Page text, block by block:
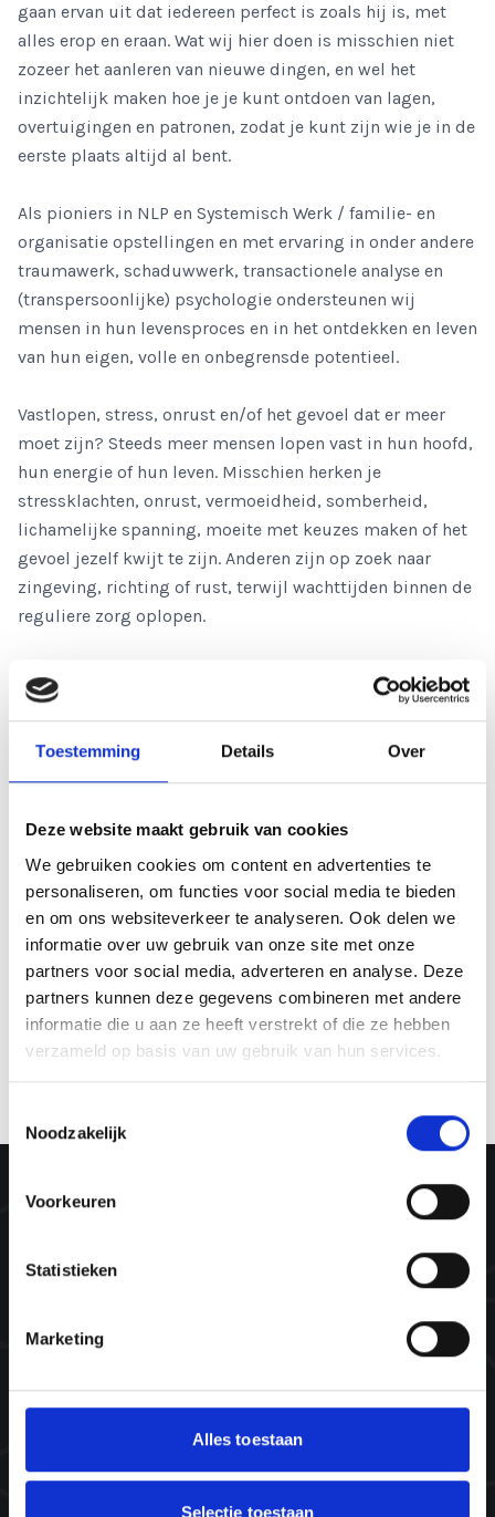
Toestemming Details Over
Deze website maakt gebruik van cookies
We gebruiken cookies om content en advertenties te
personaliseren, om functies voor social media te bieden
en om ons websiteverkeer te analyseren. Ook delen we
informatie over uw gebruik van onze site met onze
partners voor social media, adverteren en analyse. Deze
partners kunnen deze gegevens combineren met andere
informatie die u aan ze heeft verstrekt of die ze hebben
verzameld op basis van uw gebruik van hun services.
Noodzakelijk
Voorkeuren
Statistieken
Marketing
Alles toestaan
Selectie toestaan
gaan ervan uit dat iedereen perfect is zoals hij is, met
alles erop en eraan. Wat wij hier doen is misschien niet
zozeer het aanleren van nieuwe dingen, en wel het
inzichtelijk maken hoe je je kunt ontdoen van lagen,
overtuigingen en patronen, zodat je kunt zijn wie je in de
eerste plaats altijd al bent.
Als pioniers in NLP en Systemisch Werk / familie- en
organisatie opstellingen en met ervaring in onder andere
traumawerk, schaduwwerk, transactionele analyse en
(transpersoonlijke) psychologie ondersteunen wij
mensen in hun levensproces en in het ontdekken en leven
van hun eigen, volle en onbegrensde potentieel.
Vastlopen, stress, onrust en/of het gevoel dat er meer
moet zijn? Steeds meer mensen lopen vast in hun hoofd,
hun energie of hun leven. Misschien herken je
stressklachten, onrust, vermoeidheid, somberheid,
lichamelijke spanning, moeite met keuzes maken of het
gevoel jezelf kwijt te zijn. Anderen zijn op zoek naar
zingeving, richting of rust, terwijl wachttijden binnen de
reguliere zorg oplopen.
Bij ons kun je snel en laagdrempelig terecht voor een
integer gesprek, persoonlijke coaching en/of trainingen. .
met mensen doen eventueel aangevuld door online
mogelijkheden en/of intake gesprekken. Wij
voor wat er speelt en voor wat nodig is om weer regie te
ervaren, helder te denken, helder te voelen en vanuit
eigen kracht verder te gaan.
Dat doen wij op onze locaties met goede verzorging,
ontzorging, heerlijk eten en een warme, huiselijke sfeer
waarin veiligheid, compassie en lichtheid centraal staan.
Welkom thuis in Limmen.
Wat is een NLP opleiding?
Onze trainers
Wat zeggen onze ambassadeurs
Missie & visie